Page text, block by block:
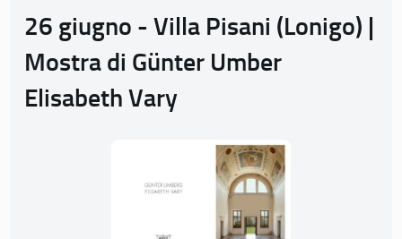
26 giugno - Villa Pisani (Lonigo) |
Mostra di Günter Umber
Elisabeth Vary